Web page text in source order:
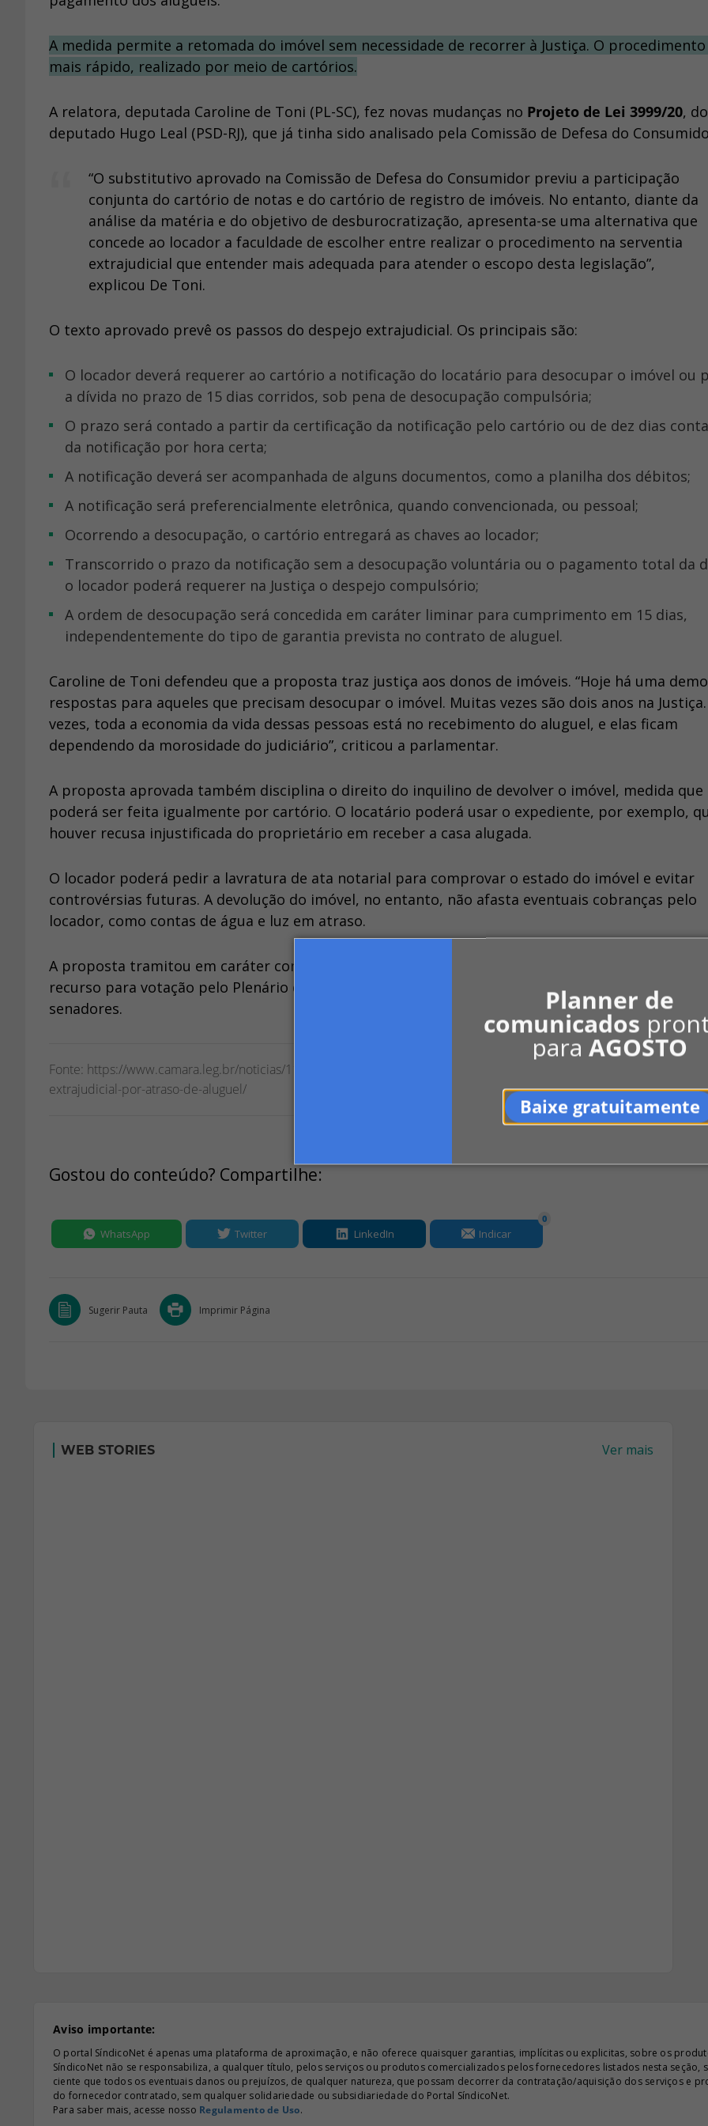
Planner de
comunicados
paraAGOSTO
Baixe gratuitamente
A medida permite a retomada do imóvel sem necessidade de recorrer à Justiça. O procedimento
mais rápido, realizado por meio de cartórios.
A relatora, deputada Caroline de Toni (PL-SC), fez novas mudanças no Projeto de Lei 3999/20, do
deputado Hugo Leal (PSD-RJ), que já tinha sido analisado pela Comissão de Defesa do
“O substitutivo aprovado na Comissão de Defesa do Consumidor previu a participação
conjunta do cartório de notas e do cartório de registro de imóveis. No entanto, diante da
análise da matéria e do objetivo de desburocratização, apresenta-se uma alternativa que
concede ao locador a faculdade de escolher entre realizar o procedimento na serventia
extrajudicial que entender mais adequada para atender o escopo desta legislação”,
explicou De Toni.
O texto aprovado prevê os passos do despejo extrajudicial. Os principais são:
o locador deverá requerer ao cartório a notificação do locatário para desocupar o imóvel ou pagar
a dívida no prazo de 15 dias corridos, sob pena de desocupação compulsória;
o prazo será contado a partir da certificação da notificação pelo cartório ou de dez dias contados
da notificação por hora certa;
a notificação deverá ser acompanhada de alguns documentos, como a planilha dos débitos;
a notificação será preferencialmente eletrônica, quando convencionada, ou pessoal;
ocorrendo a desocupação, o cartório entregará as chaves ao locador;
transcorrido o prazo da notificação sem a desocupação voluntária ou o pagamento total da dívida,
o locador poderá requerer na Justiça o despejo compulsório;
a ordem de desocupação será concedida em caráter liminar para cumprimento em 15 dias,
independentemente do tipo de garantia prevista no contrato de aluguel.
Caroline de Toni defendeu que a proposta traz justiça aos donos de imóveis. “Hoje há uma
respostas para aqueles que precisam desocupar o imóvel. Muitas vezes são dois anos na Justiça.
vezes, toda a economia da vida dessas pessoas está no recebimento do aluguel, e elas ficam
dependendo da morosidade do judiciário”, criticou a parlamentar.
A proposta aprovada também disciplina o direito do inquilino de devolver o imóvel, medida que
poderá ser feita igualmente por cartório. O locatário poderá usar o expediente, por exemplo,
houver recusa injustificada do proprietário em receber a casa alugada.
O locador poderá pedir a lavratura de ata notarial para comprovar o estado do imóvel e evitar
controvérsias futuras. A devolução do imóvel, no entanto, não afasta eventuais cobranças pelo
locador, como contas de água e luz em atraso.
A proposta tramitou em caráter conclusivo e seguirá para análise do Senado, a menos que haja
recurso para votação pelo Plenário da Câmara. Para virar lei, precisa ser aprovada pelos
senadores.
Fonte: https://www.camara.leg.br/noticias/1168282-comissao-de-constituicao-e-justica-aprova-proposta-que-preve-
extrajudicial-por-atraso-de-aluguel/
Gostou do conteúdo? Compartilhe:
WhatsApp Twitter LinkedIn Indicar
0
Sugerir Pauta Imprimir Página
WEB STORIES Ver mais
Aviso importante:
O portal SíndicoNet é apenas uma plataforma de aproximação, e não oferece quaisquer garantias, implícitas ou explicitas, sobre os
SíndicoNet não se responsabiliza, a qualquer título, pelos serviços ou produtos comercializados pelos fornecedores listados nesta
ciente que todos os eventuais danos ou prejuízos, de qualquer natureza, que possam decorrer da contratação/aquisição dos serviços e
do fornecedor contratado, sem qualquer solidariedade ou subsidiariedade do Portal SíndicoNet.
Para saber mais, acesse nosso Regulamento de Uso.